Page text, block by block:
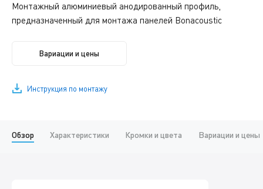
Монтажный алюминиевый анодированный профиль,
предназначенный для монтажа панелей Bonacoustic
Вариации и цены
Инструкция по монтажу
Обзор Характеристики Кромки и цвета Вариации и цены